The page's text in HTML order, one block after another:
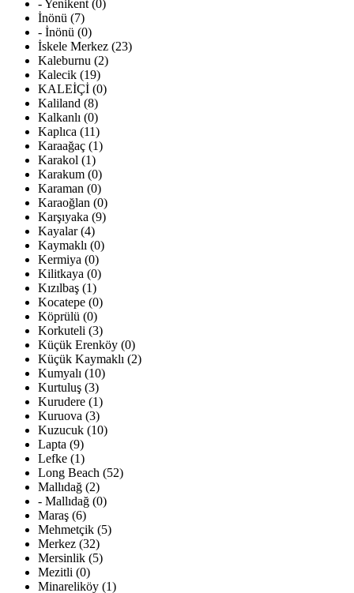
- Yenikent (0)
İnönü (7)
- İnönü (0)
İskele Merkez (23)
Kaleburnu (2)
Kalecik (19)
KALEİÇİ (0)
Kaliland (8)
Kalkanlı (0)
Kaplıca (11)
Karaağaç (1)
Karakol (1)
Karakum (0)
Karaman (0)
Karaoğlan (0)
Karşıyaka (9)
Kayalar (4)
Kaymaklı (0)
Kermiya (0)
Kilitkaya (0)
Kızılbaş (1)
Kocatepe (0)
Köprülü (0)
Korkuteli (3)
Küçük Erenköy (0)
Küçük Kaymaklı (2)
Kumyalı (10)
Kurtuluş (3)
Kurudere (1)
Kuruova (3)
Kuzucuk (10)
Lapta (9)
Lefke (1)
Long Beach (52)
Mallıdağ (2)
- Mallıdağ (0)
Maraş (6)
Mehmetçik (5)
Merkez (32)
Mersinlik (5)
Mezitli (0)
Minareliköy (1)